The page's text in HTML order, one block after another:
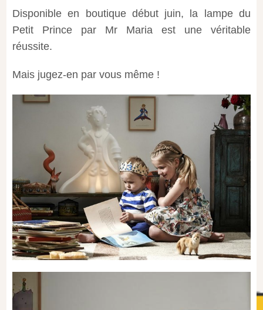
Disponible en boutique début juin, la lampe du
Petit Prince par Mr Maria est une véritable
réussite.
Mais jugez-en par vous même !